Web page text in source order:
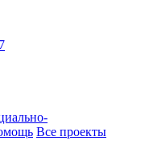
Все проекты